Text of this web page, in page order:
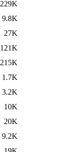
229K
9.8K
27K
121K
215K
1.7K
3.2K
10K
20K
9.2K